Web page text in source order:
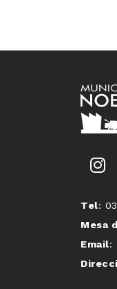
Tel:
Mesa
Email: